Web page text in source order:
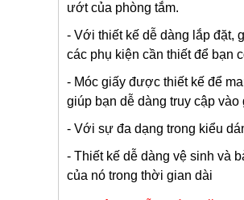
ướt của phòng tắm.
- Với thiết kế dễ dàng lắp đặt,
các phụ kiện cần thiết để bạn
- Móc giấy được thiết kế để
giúp bạn dễ dàng truy cập
- Với sự đa dạng trong kiểu
- Thiết kế dễ dàng vệ sinh và
của nó trong thời gian dài